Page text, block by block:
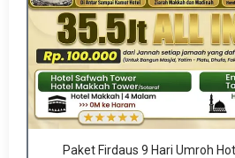
Paket Firdaus 9 Hari Umroh